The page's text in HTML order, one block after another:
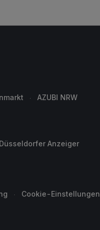
AZUBI NRW
Düsseldorfer Anzeiger
Cookie-Einstellungen